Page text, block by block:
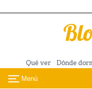
Pasar al contenido
Qué ver Dónde
Toggle navigation
Menú